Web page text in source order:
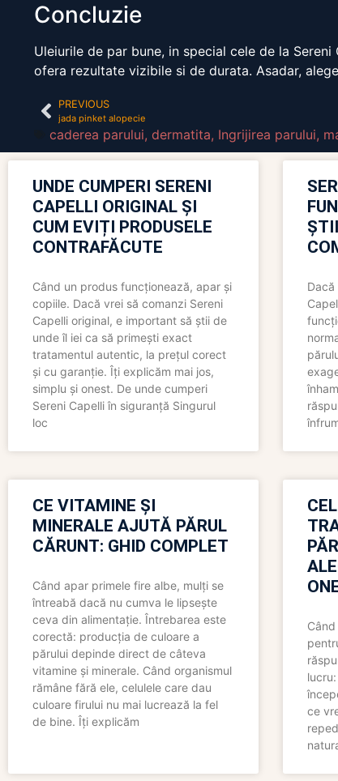
Concluzie
Uleiurile de par bune, in special cele de la
ofera rezultate vizibile si de durata. Asadar,
PREVIOUS
jada pinket alopecie
caderea parului, dermatita, Ingrijirea parului,
UNDE CUMPERI SERENI
CAPELLI ORIGINAL ȘI
CUM EVIȚI PRODUSELE
CONTRAFĂCUTE
Când un produs funcționează, apar și
copiile. Dacă vrei să comanzi Sereni
Capelli original, e important să știi de
unde îl iei ca să primești exact
tratamentul autentic, la prețul corect
și cu garanție. Îți explicăm mai jos,
simplu și onest. De unde cumperi
Sereni Capelli în siguranță Singurul
loc
Dacă
CE VITAMINE ȘI
MINERALE AJUTĂ PĂRUL
CĂRUNT: GHID COMPLET
Când apar primele fire albe, mulți se
întreabă dacă nu cumva le lipsește
ceva din alimentație. Întrebarea este
corectă: producția de culoare a
părului depinde direct de câteva
vitamine și minerale. Când organismul
rămâne fără ele, celulele care dau
culoare firului nu mai lucrează la fel
de bine. Îți explicăm
ce